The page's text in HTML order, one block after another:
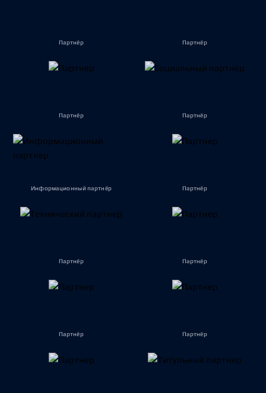
Партнёр Партнёр
Партнёр Партнёр
Информационный партнёр Партнёр
Партнёр Партнёр
Партнёр Партнёр